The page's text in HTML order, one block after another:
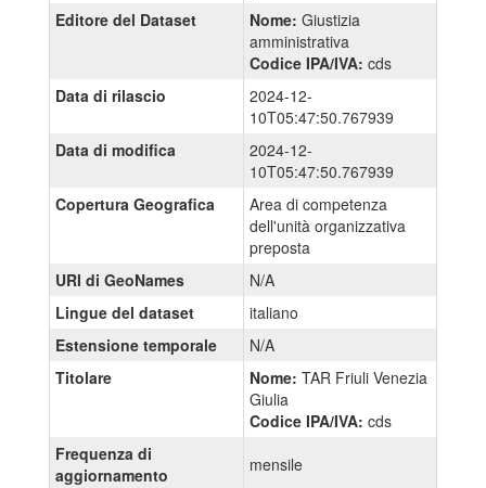
Editore del Dataset
Nome: Giustizia
amministrativa
Codice IPA/IVA: cds
Data di rilascio
2024-12-
10T05:47:50.767939
Data di modifica
2024-12-
10T05:47:50.767939
Copertura Geografica
Area di competenza
dell'unità organizzativa
preposta
URI di GeoNames
N/A
Lingue del dataset
italiano
Estensione temporale
N/A
Titolare
Nome: TAR Friuli Venezia
Giulia
Codice IPA/IVA: cds
Frequenza di
aggiornamento
mensile